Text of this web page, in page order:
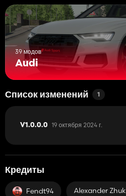
39 модов
Audi
Список изменений 1
V1.0.0.0 19 октября 2024 г.
Кредиты
Fendt94 Alexander Zhuk